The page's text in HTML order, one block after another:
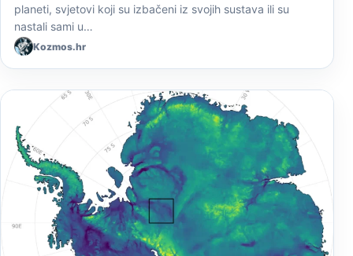
planeti, svjetovi koji su izbačeni iz svojih sustava ili su
nastali sami u…
Kozmos.hr